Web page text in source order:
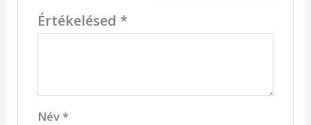
Értékelésed *
Név*